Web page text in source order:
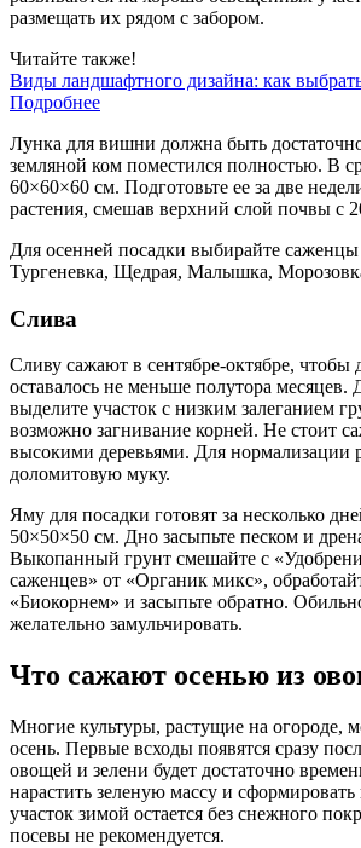
размещать их рядом с забором.
Читайте также!
Виды ландшафтного дизайна: как выбрать
Подробнее
Лунка для вишни должна быть
земляной ком поместился полностью. В
60×60×60 см. Подготовьте ее за две
растения, смешав верхний слой почвы с
Для осенней посадки выбирайте
Тургеневка, Щедрая, Малышка,
Слива
Сливу сажают в сентябре-октябре, чтобы
оставалось не меньше полутора месяцев.
выделите участок с низким залеганием
возможно загнивание корней. Не стоит
высокими деревьями. Для нормализации
доломитовую муку.
Яму для посадки готовят за несколько
50×50×50 см. Дно засыпьте песком и
Выкопанный грунт смешайте с
саженцев» от «Органик микс»,
«Биокорнем» и засыпьте обратно.
желательно замульчировать.
Что сажают осенью из
Многие культуры, растущие на огороде,
осень. Первые всходы появятся сразу
овощей и зелени будет достаточно
нарастить зеленую массу и
участок зимой остается без снежного
посевы не рекомендуется.